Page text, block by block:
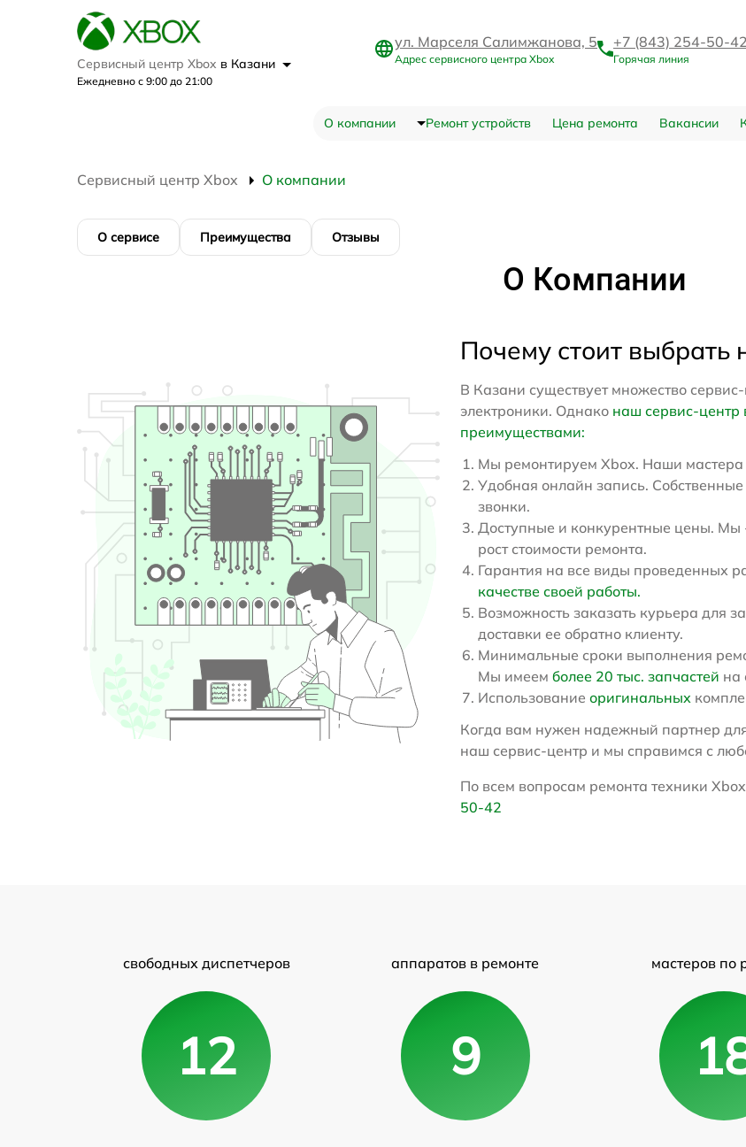
Сервисный центр Xbox в Казани
Ежедневно с 9:00 до 21:00
ул. Марселя Салимжанова, 5
Адрес сервисного центра Xbox
+7 (843) 254-50-42
Горячая линия
О компании Ремонт устройств Цена ремонта Вакансии
Сервисный центр Xbox О компании
О сервисе Преимущества Отзывы
О Компании
Почему стоит выбрать
В Казани существует множество
электроники. Однако наш сервис-
преимуществами:
Мы ремонтируем Xbox. Наши мастера
Удобная онлайн запись.
звонки.
Доступные и конкурентные цены. Мы
рост стоимости ремонта.
Гарантия на все виды проведенных
качестве своей работы.
Возможность заказать курьера для
доставки ее обратно клиенту.
Минимальные сроки выполнения
Мы имеем более 20 тыс. запчастей на
Использование оригинальных
Когда вам нужен надежный партнер
наш сервис-центр и мы справимся с
По всем вопросам ремонта техники
50-42
свободных диспетчеров
12
аппаратов в ремонте
9
мастеров по